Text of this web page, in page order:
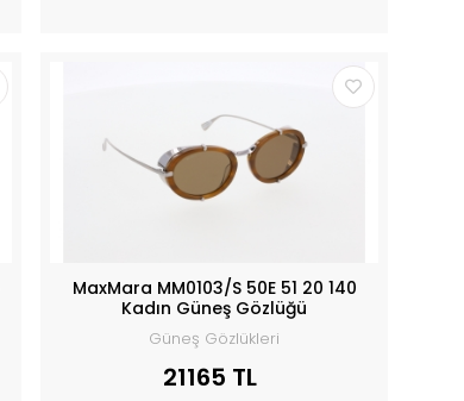
MaxMara MM0103/S 50E 51 20 140
Kadın Güneş Gözlüğü
Güneş Gözlükleri
21165 TL